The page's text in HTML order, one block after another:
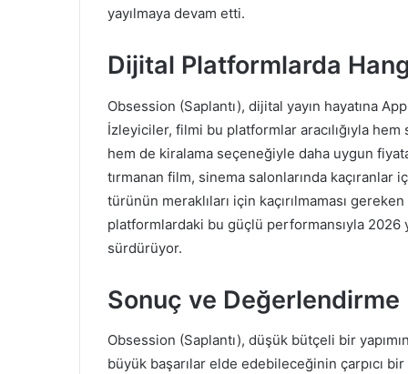
yayılmaya devam etti.
Dijital Platformlarda
Obsession (Saplantı), dijital yayın hayatına
İzleyiciler, filmi bu platformlar aracılığıyla
hem de kiralama seçeneğiyle daha uygun
tırmanan film, sinema salonlarında
türünün meraklıları için kaçırılmaması
platformlardaki bu güçlü performansıyla 2026
sürdürüyor.
Sonuç ve Değerlendirme
Obsession (Saplantı), düşük bütçeli bir
büyük başarılar elde edebileceğinin çarpıcı